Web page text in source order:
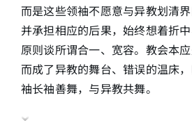
而是这些领袖不愿意与异教划清界
并承担相应的后果，始终想着折
原则谈所谓合一、宽容。教会本
而成了异教的舞台、错误的温床
袖长袖善舞，与异教共舞。